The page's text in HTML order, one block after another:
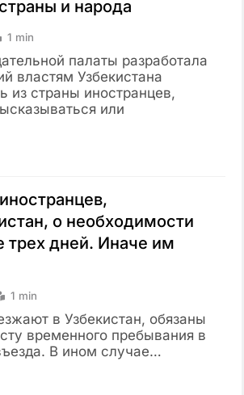
и народа
1 min
палаты разработала
властям Узбекистана
из страны иностранцев,
или
о необходимости
трех дней. Иначе им
1 min
в Узбекистан, обязаны
временного пребывания в
В ином случае…